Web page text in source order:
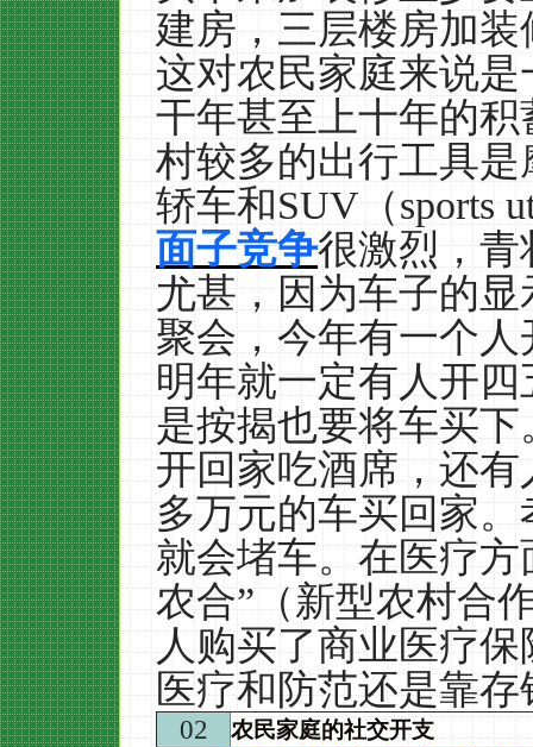
建房，三层楼房加
这对农民家庭来说
干年甚至上十年的
村较多的出行工具
轿车和SUV（sports
面子竞争很激烈，青
尤甚，因为车子的
聚会，今年有一个
明年就一定有人开
是按揭也要将车买
开回家吃酒席，还
多万元的车买回家
就会堵车。在医疗
农合”（新型农村合
人购买了商业医疗
医疗和防范还是靠存
02 农民家庭的社交开支